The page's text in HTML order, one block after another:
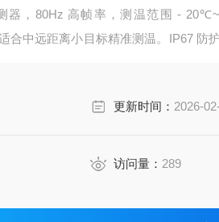
器，80Hz 高帧率，测温范围 -
合中远距离小目标精准测温。IP67 防
更新时间： 2026-
访问量： 289